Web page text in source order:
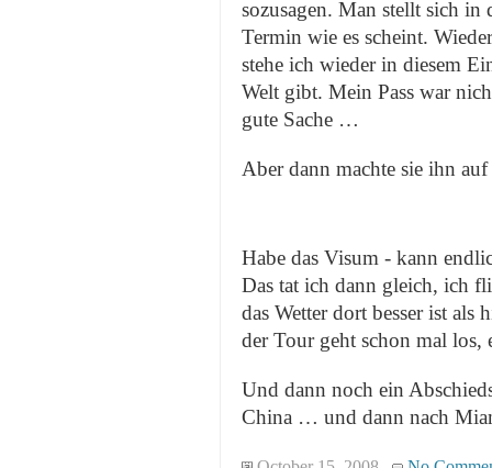
sozusagen. Man stellt sich
Termin wie es scheint.
stehe ich wieder in diesem
Welt gibt. Mein Pass war
gute Sache …
Aber dann machte sie ihn
Habe das Visum - kann
Das tat ich dann gleich, ich
das Wetter dort besser ist
der Tour geht schon mal los,
Und dann noch ein
China … und dann nach